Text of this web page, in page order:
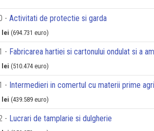
- Activitati de protectie si garda
lei (694.731 euro)
- Fabricarea hartiei si cartonului ondulat si a
lei (510.474 euro)
- Intermedieri in comertul cu materii prime
lei (439.589 euro)
- Lucrari de tamplarie si dulgherie